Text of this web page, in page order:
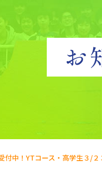
2月2日(月)より）お
付中！YTコース・高学生３/